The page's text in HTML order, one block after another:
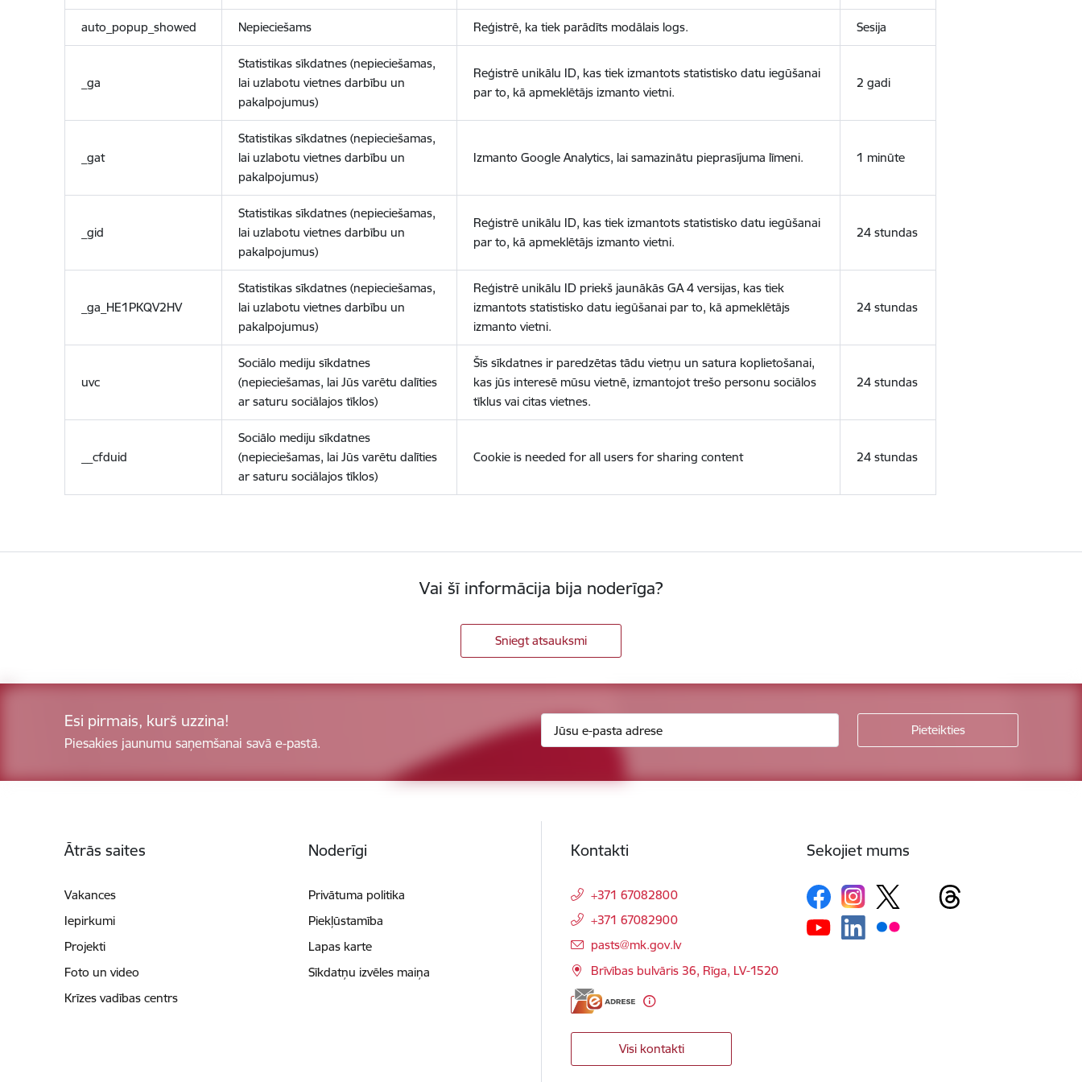
auto_popup_showed Nepieciešams Reģistrē, ka tiek parādīts modālais logs. Sesija
_ga
Statistikas sīkdatnes (nepieciešamas,
lai uzlabotu vietnes darbību un
pakalpojumus)
Reģistrē unikālu ID, kas tiek izmantots statistisko datu iegūšanai
par to, kā apmeklētājs izmanto vietni.
2 gadi
_gat
Statistikas sīkdatnes (nepieciešamas,
lai uzlabotu vietnes darbību un
pakalpojumus)
Izmanto Google Analytics, lai samazinātu pieprasījuma līmeni. 1 minūte
_gid
Statistikas sīkdatnes (nepieciešamas,
lai uzlabotu vietnes darbību un
pakalpojumus)
Reģistrē unikālu ID, kas tiek izmantots statistisko datu iegūšanai
par to, kā apmeklētājs izmanto vietni.
24 stundas
_ga_HE1PKQV2HV
Statistikas sīkdatnes (nepieciešamas,
lai uzlabotu vietnes darbību un
pakalpojumus)
Reģistrē unikālu ID priekš jaunākās GA 4 versijas, kas tiek
izmantots statistisko datu iegūšanai par to, kā apmeklētājs
izmanto vietni.
24 stundas
uvc
Sociālo mediju sīkdatnes
(nepieciešamas, lai Jūs varētu dalīties
ar saturu sociālajos tīklos)
Šīs sīkdatnes ir paredzētas tādu vietņu un satura koplietošanai,
kas jūs interesē mūsu vietnē, izmantojot trešo personu sociālos
tīklus vai citas vietnes.
24 stundas
__cfduid
Sociālo mediju sīkdatnes
(nepieciešamas, lai Jūs varētu dalīties
ar saturu sociālajos tīklos)
Cookie is needed for all users for sharing content 24 stundas
Vai šī informācija bija noderīga?
Sniegt atsauksmi
Esi pirmais, kurš uzzina!
Piesakies jaunumu saņemšanai savā e-pastā.
Ātrās saites
Vakances
Iepirkumi
Projekti
Foto un video
Krīzes vadības centrs
Noderīgi
Privātuma politika
Piekļūstamība
Lapas karte
Sīkdatņu izvēles maiņa
Kontakti
+371 67082800
+371 67082900
E-pasts:
pasts@mk.gov.lv
Brīvības bulvāris 36, Rīga, LV-1520
Visi kontakti
Sekojiet mums